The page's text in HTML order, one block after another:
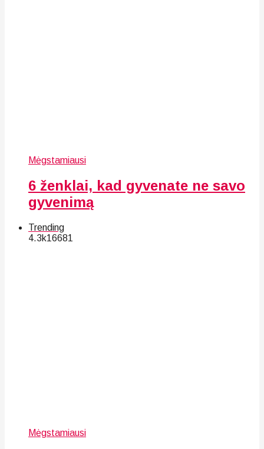
Mėgstamiausi
6 ženklai, kad gyvenate ne savo
gyvenimą
Trending
4.3k16681
Mėgstamiausi